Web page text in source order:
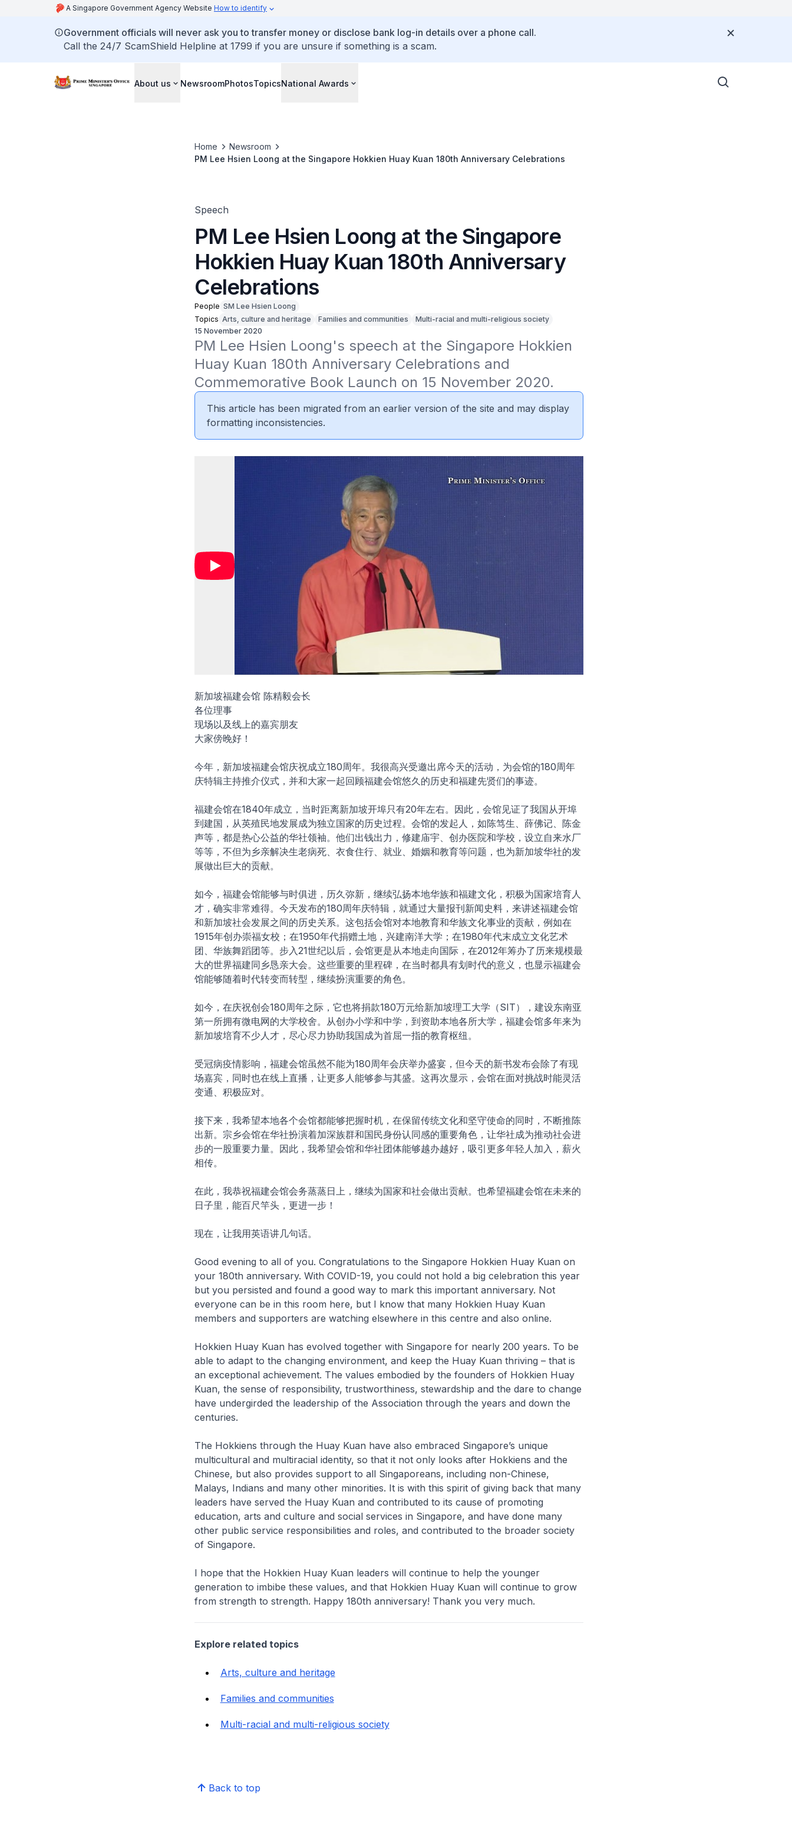
A Singapore Government Agency Website How to identify
Government officials will never ask you to transfer money or disclose bank log-in details over a phone call.
Call the 24/7 ScamShield Helpline at 1799 if you are unsure if something is a scam.
About us NewsroomPhotosTopicsNational Awards
Home
Newsroom
PM Lee Hsien Loong at the Singapore Hokkien Huay Kuan 180th Anniversary Celebrations
Speech
PM Lee Hsien Loong at the Singapore
Hokkien Huay Kuan 180th Anniversary
Celebrations
People SM Lee Hsien Loong
Topics Arts, culture and heritage Families and communities
Multi-racial and multi-religious society
15 November 2020
PM Lee Hsien Loong's speech at the Singapore Hokkien
Huay Kuan 180th Anniversary Celebrations and
Commemorative Book Launch on 15 November 2020.
This article has been migrated from an earlier version of the site and may display
formatting inconsistencies.
新加坡福建会馆 陈精毅会长
各位理事
现场以及线上的嘉宾朋友
大家傍晚好！
今年，新加坡福建会馆庆祝成立180周年。我很高兴受邀出席今天的活动，为会馆的180周年
庆特辑主持推介仪式，并和大家一起回顾福建会馆悠久的历史和福建先贤们的事迹。
福建会馆在1840年成立，当时距离新加坡开埠只有20年左右。因此，会馆见证了我国从开埠
到建国，从英殖民地发展成为独立国家的历史过程。会馆的发起人，如陈笃生、薛佛记、陈金
声等，都是热心公益的华社领袖。他们出钱出力，修建庙宇、创办医院和学校，设立自来水厂
等等，不但为乡亲解决生老病死、衣食住行、就业、婚姻和教育等问题，也为新加坡华社的发
展做出巨大的贡献。
如今，福建会馆能够与时俱进，历久弥新，继续弘扬本地华族和福建文化，积极为国家培育人
才，确实非常难得。今天发布的180周年庆特辑，就通过大量报刊新闻史料，来讲述福建会馆
和新加坡社会发展之间的历史关系。这包括会馆对本地教育和华族文化事业的贡献，例如在
1915年创办崇福女校；在1950年代捐赠土地，兴建南洋大学；在1980年代末成立文化艺术
团、华族舞蹈团等。步入21世纪以后，会馆更是从本地走向国际，在2012年筹办了历来规模最
大的世界福建同乡恳亲大会。这些重要的里程碑，在当时都具有划时代的意义，也显示福建会
馆能够随着时代转变而转型，继续扮演重要的角色。
如今，在庆祝创会180周年之际，它也将捐款180万元给新加坡理工大学（SIT），建设东南亚
第一所拥有微电网的大学校舍。从创办小学和中学，到资助本地各所大学，福建会馆多年来为
新加坡培育不少人才，尽心尽力协助我国成为首屈一指的教育枢纽。
受冠病疫情影响，福建会馆虽然不能为180周年会庆举办盛宴，但今天的新书发布会除了有现
场嘉宾，同时也在线上直播，让更多人能够参与其盛。这再次显示，会馆在面对挑战时能灵活
变通、积极应对。
接下来，我希望本地各个会馆都能够把握时机，在保留传统文化和坚守使命的同时，不断推陈
出新。宗乡会馆在华社扮演着加深族群和国民身份认同感的重要角色，让华社成为推动社会进
步的一股重要力量。因此，我希望会馆和华社团体能够越办越好，吸引更多年轻人加入，薪火
相传。
在此，我恭祝福建会馆会务蒸蒸日上，继续为国家和社会做出贡献。也希望福建会馆在未来的
日子里，能百尺竿头，更进一步！
现在，让我用英语讲几句话。
Good evening to all of you. Congratulations to the Singapore Hokkien Huay Kuan on
your 180th anniversary. With COVID-19, you could not hold a big celebration this year
but you persisted and found a good way to mark this important anniversary. Not
everyone can be in this room here, but I know that many Hokkien Huay Kuan
members and supporters are watching elsewhere in this centre and also online.
Hokkien Huay Kuan has evolved together with Singapore for nearly 200 years. To be
able to adapt to the changing environment, and keep the Huay Kuan thriving – that is
an exceptional achievement. The values embodied by the founders of Hokkien Huay
Kuan, the sense of responsibility, trustworthiness, stewardship and the dare to change
have undergirded the leadership of the Association through the years and down the
centuries.
The Hokkiens through the Huay Kuan have also embraced Singapore’s unique
multicultural and multiracial identity, so that it not only looks after Hokkiens and the
Chinese, but also provides support to all Singaporeans, including non-Chinese,
Malays, Indians and many other minorities. It is with this spirit of giving back that many
leaders have served the Huay Kuan and contributed to its cause of promoting
education, arts and culture and social services in Singapore, and have done many
other public service responsibilities and roles, and contributed to the broader society
of Singapore.
I hope that the Hokkien Huay Kuan leaders will continue to help the younger
generation to imbibe these values, and that Hokkien Huay Kuan will continue to grow
from strength to strength. Happy 180th anniversary! Thank you very much.
Explore related topics
Arts, culture and heritage
Families and communities
Multi-racial and multi-religious society
Back to top